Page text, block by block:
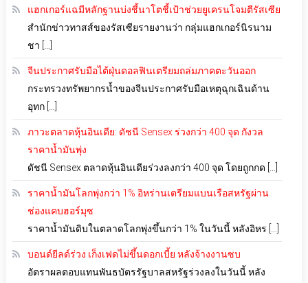
แฮกเกอร์แฉมีหลักฐานบ่งชี้นาโตชี้เป้าช่วยยูเครนโจมตีรัสเซีย
สำนักข่าวทาสส์ของรัสเซียรายงานว่า กลุ่มแฮกเกอร์นิรนาม
ชา […]
จีนประกาศรับมือไต้ฝุ่นดอลฟินเตรียมถล่มภาคตะวันออก
กระทรวงทรัพยากรน้ำของจีนประกาศรับมือเหตุฉุกเฉินด้าน
อุทก […]
ภาวะตลาดหุ้นอินเดีย: ดัชนี Sensex ร่วงกว่า 400 จุด กังวล
ราคาน้ำมันพุ่ง
ดัชนี Sensex ตลาดหุ้นอินเดียร่วงลงกว่า 400 จุด โดยถูกกด […]
ราคาน้ำมันโลกพุ่งกว่า 1% อิหร่านเตรียมแบนเรือสหรัฐผ่าน
ช่องแคบฮอร์มุซ
ราคาน้ำมันดิบในตลาดโลกพุ่งขึ้นกว่า 1% ในวันนี้ หลังอิหร […]
บอนด์ยีลด์ร่วง เก็งเฟดไม่ขึ้นดอกเบี้ย หลังจ้างงานซบ
อัตราผลตอบแทนพันธบัตรรัฐบาลสหรัฐร่วงลงในวันนี้ หลัง